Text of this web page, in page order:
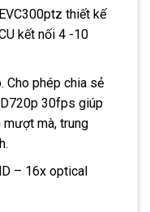
thiết kế
kết nối 4 -10
Cho phép chia sẻ
30fps giúp
mà, trung
– 16x optical